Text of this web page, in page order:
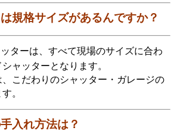
規格サイズがあるんですか？
ターは、すべて現場のサイズに合わ
ャッターとなります。
こだわりのシャッター・ガレージの
。
入れ方法は？